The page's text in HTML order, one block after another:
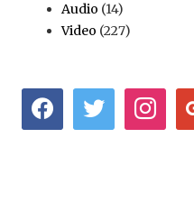
Audio (14)
Video (227)
facebook twitter instagram